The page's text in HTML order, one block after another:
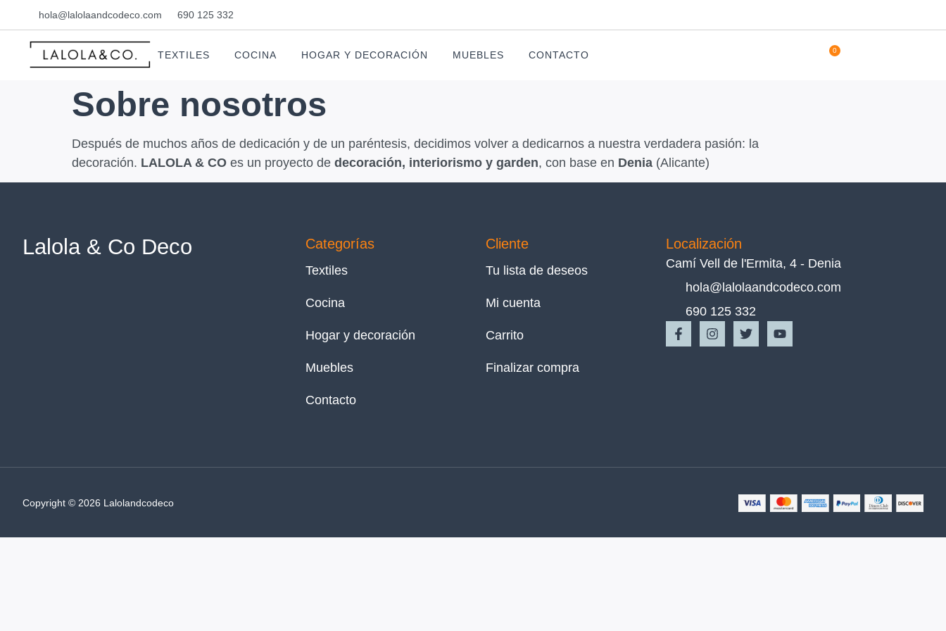
hola@lalolaandcodeco.com 690 125 332
TEXTILES COCINA HOGAR Y DECORACIÓN MUEBLES CONTACTO 0
Sobre nosotros
Después de muchos años de dedicación y de un paréntesis, decidimos volver a dedicarnos a nuestra verdadera pasión: la
decoración. LALOLA & CO es un proyecto de decoración, interiorismo y garden, con base en Denia (Alicante)
Lalola & Co Deco Categorías
Textiles
Cocina
Hogar y decoración
Muebles
Contacto
Cliente
Tu lista de deseos
Mi cuenta
Carrito
Finalizar compra
Localización
Camí Vell de l'Ermita, 4 - Denia
hola@lalolaandcodeco.com
690 125 332
Copyright © 2026 Lalolandcodeco